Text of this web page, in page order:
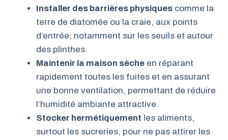
Installer des barrières physiques comme la
terre de diatomée ou la craie, aux points
d’entrée, notamment sur les seuils et autour
des plinthes.
Maintenir la maison sèche en réparant
rapidement toutes les fuites et en assurant
une bonne ventilation, permettant de réduire
l’humidité ambiante attractive.
Stocker hermétiquement les aliments,
surtout les sucreries, pour ne pas attirer les